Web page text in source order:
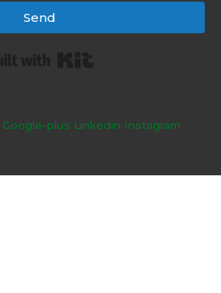
Send
Google-plus Linkedin Instagram